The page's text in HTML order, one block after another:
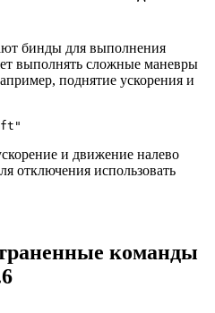
бинды для выполнения
выполнять сложные маневры
поднятие ускорения и
и движение налево
отключения использовать
команды